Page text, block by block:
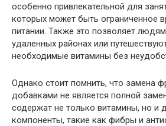
особенно привлекательной для
которых может быть ограниченное
питании. Также это позволяет
удаленных районах или
необходимые витамины без
Однако стоит помнить, что замена
добавками не является полной
содержат не только витамины, но и
компоненты, такие как фибры и